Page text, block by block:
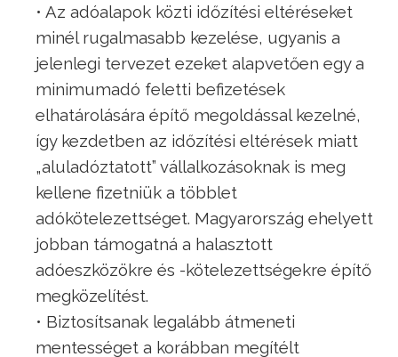
• Az adóalapok közti időzítési eltéréseket
minél rugalmasabb kezelése, ugyanis a
jelenlegi tervezet ezeket alapvetően egy a
minimumadó feletti befizetések
elhatárolására építő megoldással kezelné,
így kezdetben az időzítési eltérések miatt
„aluladóztatott” vállalkozásoknak is meg
kellene fizetniük a többlet
adókötelezettséget. Magyarország ehelyett
jobban támogatná a halasztott
adóeszközökre és -kötelezettségekre építő
megközelítést.
• Biztosítsanak legalább átmeneti
mentességet a korábban megítélt